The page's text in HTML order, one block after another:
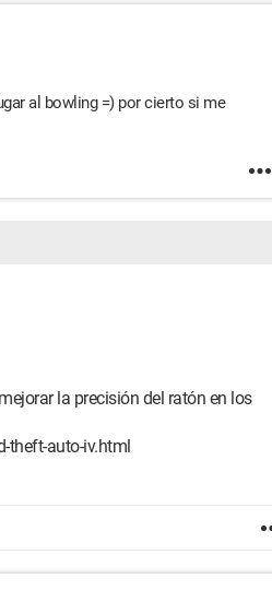
al bowling =) por cierto si me
la precisión del ratón en los
theft-auto-iv.html